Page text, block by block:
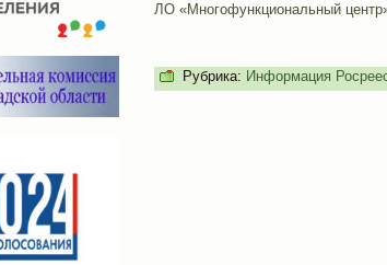
ЛО «Многофункциональный
Рубрика: Информация